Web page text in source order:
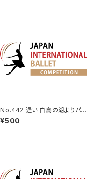
No.442 遅い 白鳥の湖よりパ・
ド・トロワの第3Va.
¥500